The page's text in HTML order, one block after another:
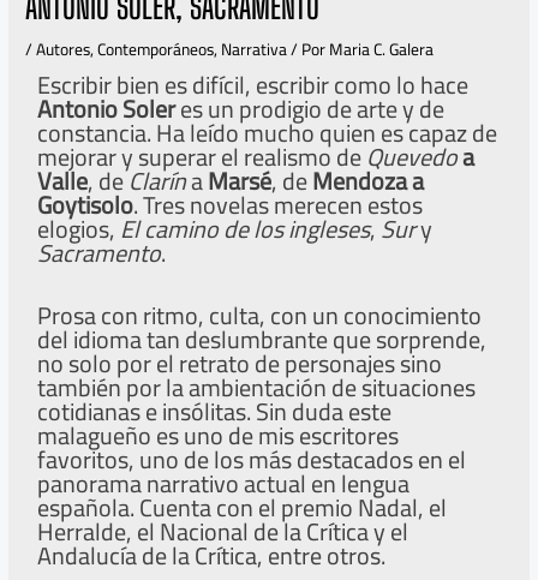
/Autores,Contemporáneos,Narrativa/ PorMaria C. Galera
Escribir bien es difícil, escribir como lo hace
Antonio Soleres un prodigio de arte y de
constancia. Ha leído mucho quien es capaz de
mejorar y superar el realismo deQuevedoa
Valle, deClarínaMarsé, deMendozaa
Goytisolo. Tres novelas merecen estos
elogios,El camino de los ingleses,Sury
Sacramento.
Prosa con ritmo, culta, con un conocimiento
del idioma tan deslumbrante que sorprende,
no solo por el retrato de personajes sino
también por la ambientación de situaciones
cotidianas e insólitas. Sin duda este
malagueño es uno de mis escritores
favoritos, uno de los más destacados en el
panorama narrativo actual en lengua
española. Cuenta con el premio Nadal, el
Herralde, el Nacional de la Crítica y el
Andalucía de la Crítica, entre otros.